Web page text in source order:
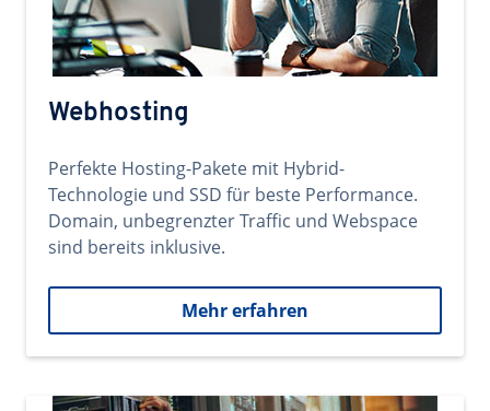
Webhosting
Perfekte Hosting-Pakete mit Hybrid-
Technologie und SSD für beste Performance.
Domain, unbegrenzter Traffic und Webspace
sind bereits inklusive.
Mehr erfahren